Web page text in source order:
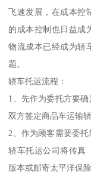
飞速发展，在成本控
的成本控制也日益成
物流成本已经成为轿
题。
轿车托运流程：
1、先作为委托方要
双方签定商品车运输
2、作为顾客需要委
轿车托运公司将传真
版本或邮寄太平洋保